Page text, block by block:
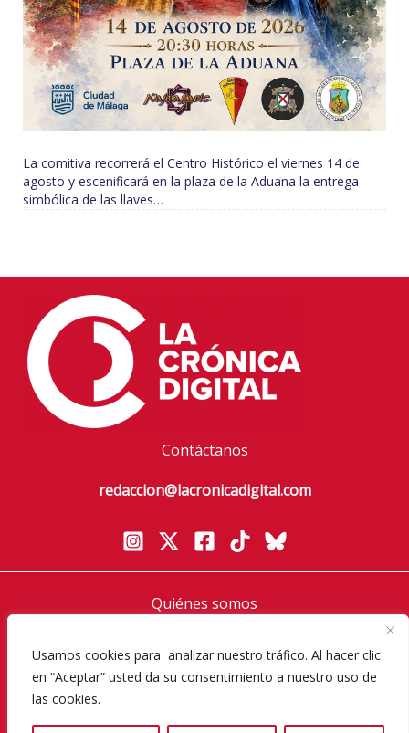
Usamos cookies para analizar nuestro tráfico. Al hacer clic
en “Aceptar” usted da su consentimiento a nuestro uso de
las cookies.
La comitiva recorrerá el Centro Histórico el viernes 14 de
agosto y escenificará en la plaza de la Aduana la entrega
simbólica de las llaves…
Contáctanos
redaccion@lacronicadigital.com
Quiénes somos
Aviso Legal
Política de cookies